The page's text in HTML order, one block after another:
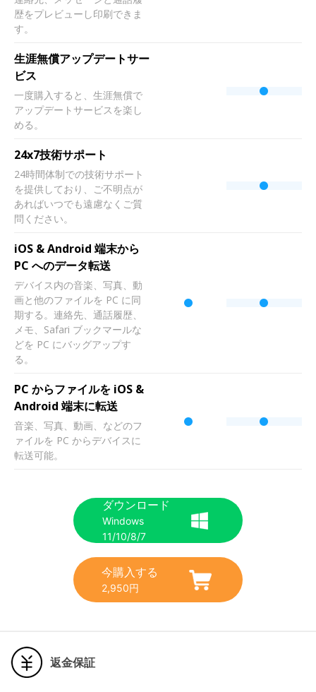
歴をプレビューし印刷できま
す。
生涯無償アップデートサー
ビス
一度購入すると、生涯無償で
アップデートサービスを楽し
める。
24x7技術サポート
24時間体制での技術サポート
を提供しており、ご不明点が
あればいつでも遠慮なくご質
問ください。
iOS & Android 端末から
PC へのデータ転送
デバイス内の音楽、写真、動
画と他のファイルを PC に同
期する。連絡先、通話履歴、
メモ、Safari ブックマールな
どを PC にバッグアップす
る。
PC からファイルを iOS &
Android 端末に転送
音楽、写真、動画、などのフ
ァイルを PC からデバイスに
転送可能。
ダウンロード
Windows
11/10/8/7
今購入する
2,950円
返金保証